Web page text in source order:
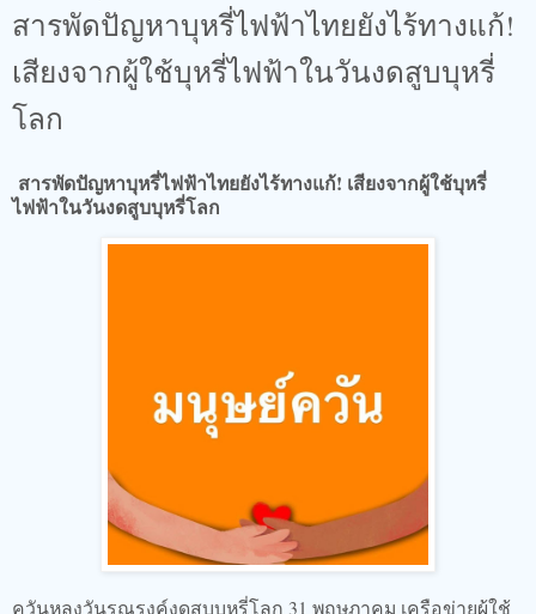
สารพัดปัญหาบุหรี่ไฟฟ้าไทยยังไร้ทางแก้!
เสียงจากผู้ใช้บุหรี่ไฟฟ้าในวันงดสูบบุหรี่
โลก
สารพัดปัญหาบุหรี่ไฟฟ้าไทยยังไร้ทางแก้! เสียงจากผู้ใช้บุหรี่
ไฟฟ้าในวันงดสูบบุหรี่โลก
ควันหลงวันรณรงค์งดสูบบุหรี่โลก 31 พฤษภาคม เครือข่ายผู้ใช้